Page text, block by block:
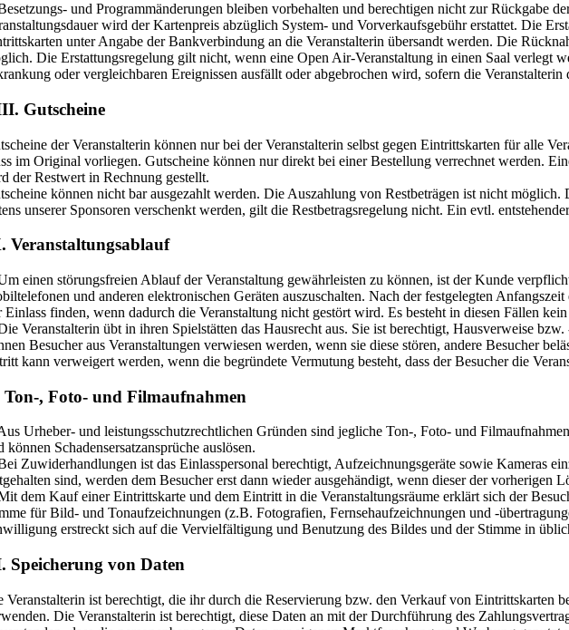
und Programmänderungen bleiben vorbehalten und berechtigen nicht zur
wird der Kartenpreis abzüglich System- und Vorverkaufsgebühr erstattet. Die
unter Angabe der Bankverbindung an die Veranstalterin übersandt werden. Die
Die Erstattungsregelung gilt nicht, wenn eine Open Air-Veranstaltung in einen Saal verlegt
oder vergleichbaren Ereignissen ausfällt oder abgebrochen wird, sofern die Veranstalterin
Gutscheine
der Veranstalterin können nur bei der Veranstalterin selbst gegen Eintrittskarten für alle
im Original vorliegen. Gutscheine können nur direkt bei einer Bestellung verrechnet werden.
der Restwert in Rechnung gestellt.
können nicht bar ausgezahlt werden. Die Auszahlung von Restbeträgen ist nicht
unserer Sponsoren verschenkt werden, gilt die Restbetragsregelung nicht. Ein evtl.
Veranstaltungsablauf
einen störungsfreien Ablauf der Veranstaltung gewährleisten zu können, ist der Kunde
und anderen elektronischen Geräten auszuschalten. Nach der festgelegten
Einlass finden, wenn dadurch die Veranstaltung nicht gestört wird. Es besteht in diesen Fällen
Veranstalterin übt in ihren Spielstätten das Hausrecht aus. Sie ist berechtigt, Hausverweise
Besucher aus Veranstaltungen verwiesen werden, wenn sie diese stören, andere Besucher
kann verweigert werden, wenn die begründete Vermutung besteht, dass der Besucher die
Ton-, Foto- und Filmaufnahmen
Urheber- und leistungsschutzrechtlichen Gründen sind jegliche Ton-, Foto- und
können Schadensersatzansprüche auslösen.
Zuwiderhandlungen ist das Einlasspersonal berechtigt, Aufzeichnungsgeräte sowie Kameras
sind, werden dem Besucher erst dann wieder ausgehändigt, wenn dieser der vorherigen
dem Kauf einer Eintrittskarte und dem Eintritt in die Veranstaltungsräume erklärt sich der
für Bild- und Tonaufzeichnungen (z.B. Fotografien, Fernsehaufzeichnungen und -
erstreckt sich auf die Vervielfältigung und Benutzung des Bildes und der Stimme in
Speicherung von Daten
Veranstalterin ist berechtigt, die ihr durch die Reservierung bzw. den Verkauf von Eintrittskarten
Die Veranstalterin ist berechtigt, diese Daten an mit der Durchführung des